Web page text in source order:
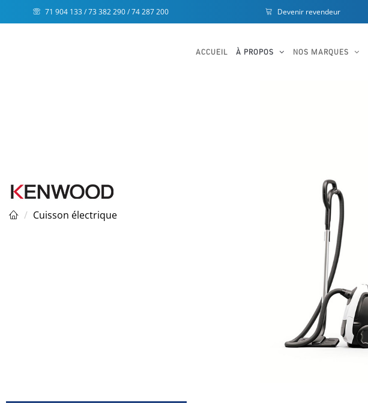
71 904 133 / 73 382 290 / 74 287 200 Devenir revendeur
ACCUEIL À PROPOS NOS MARQUES
Cuisson électrique